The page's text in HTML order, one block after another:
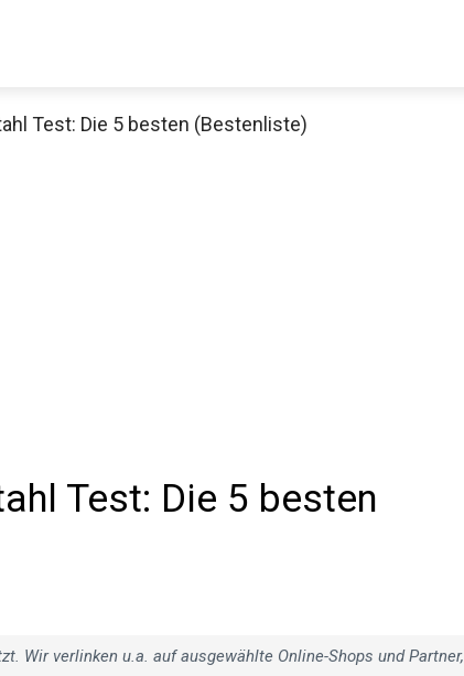
Test: Die 5 besten (Bestenliste)
Test: Die 5 besten
Wir verlinken u.a. auf ausgewählte Online-Shops und Partner,